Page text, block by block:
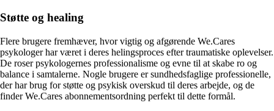
Støtte og healing
Flere brugere fremhæver, hvor vigtig og afgørende We.Cares
psykologer har været i deres helingsproces efter traumatiske oplevelser.
De roser psykologernes professionalisme og evne til at skabe ro og
balance i samtalerne. Nogle brugere er sundhedsfaglige professionelle,
der har brug for støtte og psykisk overskud til deres arbejde, og de
finder We.Cares abonnementsordning perfekt til dette formål.